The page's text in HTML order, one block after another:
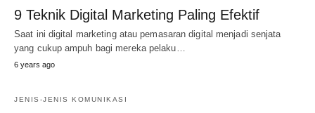
9 Teknik Digital Marketing Paling Efektif
Saat ini digital marketing atau pemasaran digital menjadi senjata
yang cukup ampuh bagi mereka pelaku…
6 years ago
JENIS-JENIS KOMUNIKASI